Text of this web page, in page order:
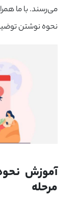
نحوه نوشتن
مرحله